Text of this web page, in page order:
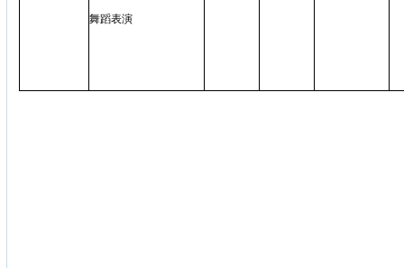
舞蹈表演